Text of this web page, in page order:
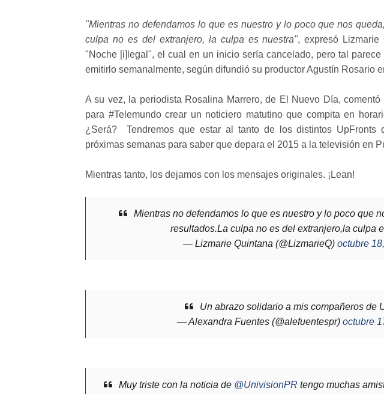
"Mientras no defendamos lo que es nuestro y lo poco que nos
culpa no es del extranjero, la culpa es nuestra", expresó Lizmarie
"Noche [i]legal", el cual en un inicio sería cancelado, pero tal
emitirlo semanalmente, según difundió su productor Agustín Rosario
A su vez, la periodista Rosalina Marrero, de El Nuevo Día,
para #Telemundo crear un noticiero matutino que compita en
¿Será? Tendremos que estar al tanto de los distintos
próximas semanas para saber que depara el 2015 a la televisión en
Mientras tanto, los dejamos con los mensajes originales. ¡Lean!
Mientras no defendamos lo que es nuestro y lo poco que
resultados.La culpa no es del extranjero,la culpa
— Lizmarie Quintana (@LizmarieQ) octubre
Un abrazo solidario a mis compañeros de
— Alexandra Fuentes (@alefuentespr) octubre
Muy triste con la noticia de @UnivisionPR tengo muchas